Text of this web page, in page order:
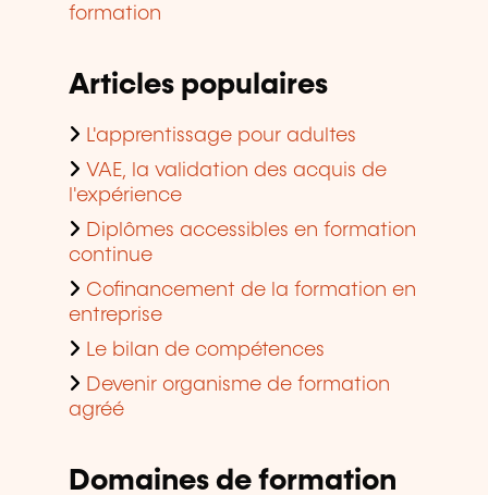
formation
Articles populaires
L'apprentissage pour adultes
VAE, la validation des acquis de
l'expérience
Diplômes accessibles en formation
continue
Cofinancement de la formation en
entreprise
Le bilan de compétences
Devenir organisme de formation
agréé
Domaines de formation